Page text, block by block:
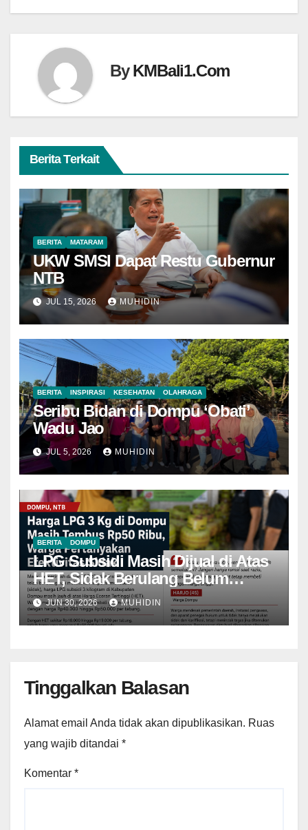
ByKMBali1.Com
Berita Terkait
BERITA MATARAM
UKW SMSI Dapat Restu Gubernur
NTB
JUL 15, 2026 MUHIDIN
BERITA INSPIRASI KESEHATAN OLAHRAGA
Seribu Bidan di Dompu ‘Obati’
Wadu Jao
JUL 5, 2026 MUHIDIN
BERITA DOMPU
LPG Subsidi Masih Dijual di Atas
HET, Sidak Berulang Belum
Mampu Menekan Harga
JUN 30, 2026 MUHIDIN
Tinggalkan Balasan
Alamat email Anda tidak akan dipublikasikan. Ruas
yang wajib ditandai *
Komentar *